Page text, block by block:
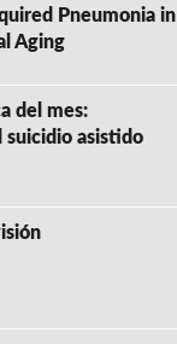
Pneumonia in
Aging
del mes:
suicidio asistido